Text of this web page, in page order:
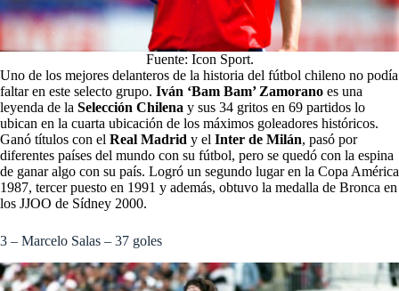
Fuente: Icon Sport.
Uno de los mejores delanteros de la historia del fútbol chileno no podía
faltar en este selecto grupo. Iván ‘Bam Bam’ Zamorano es una
leyenda de la Selección Chilena y sus 34 gritos en 69 partidos lo
ubican en la cuarta ubicación de los máximos goleadores históricos.
Ganó títulos con el Real Madrid y el Inter de Milán, pasó por
diferentes países del mundo con su fútbol, pero se quedó con la espina
de ganar algo con su país. Logró un segundo lugar en la Copa América
1987, tercer puesto en 1991 y además, obtuvo la medalla de Bronca en
los JJOO de Sídney 2000.
3 – Marcelo Salas – 37 goles